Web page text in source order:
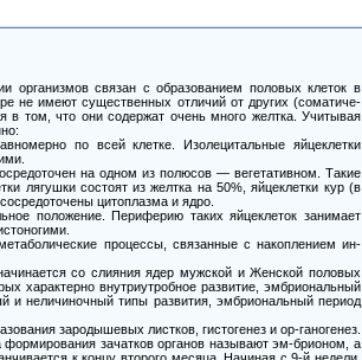
связан с образованием половых клеток в
не имеют существенных отличий от других (соматиче-
в том, что они содержат очень много желтка. Учитывая
по всей клетке. Изолецитальные яйцеклетки
на одном из полюсов — вегетативном. Такие
лягушки состоят из желтка на 50%, яйцеклетки кур (в
цитоплазма и ядро.
положение. Периферию таких яйцеклеток занимает
процессы, связанные с накоплением ин-
со слияния ядер мужской и Женской половых
характерно внутриутробное развитие, эмбриональный
и неличиночный типы развития, эмбриональный период
зародышевых листков, гистогенез и ор-ганогенез.
зачатков органов называют эм-брионом, а